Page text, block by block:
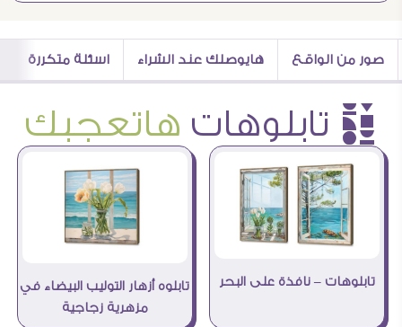
صور من الواقع هايوصلك عند الشراء اسئلة متكررة
è تابلوهات هاتعجبك
تابلوهات – نافذة على البحر
تابلوه أزهار التوليب البيضاء في
مزهرية زجاجية